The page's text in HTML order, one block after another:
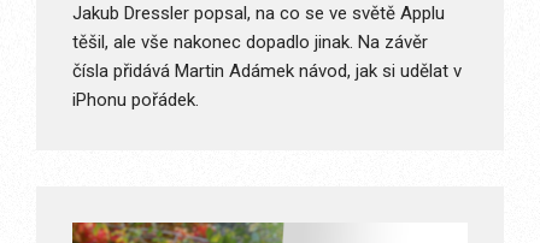
Jakub Dressler popsal, na co se ve světě Applu
těšil, ale vše nakonec dopadlo jinak. Na závěr
čísla přidává Martin Adámek návod, jak si udělat v
iPhonu pořádek.